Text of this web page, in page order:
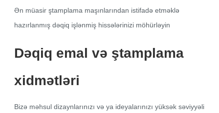
Ən müasir ştamplama maşınlarından istifadə etməklə
hazırlanmış dəqiq işlənmiş hissələrinizi möhürləyin
Dəqiq emal və ştamplama
xidmətləri
Bizə məhsul dizaynlarınızı və ya ideyalarınızı yüksək səviyyəli